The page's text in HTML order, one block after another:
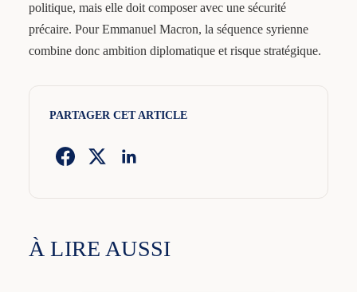
politique, mais elle doit composer avec une sécurité
précaire. Pour Emmanuel Macron, la séquence syrienne
combine donc ambition diplomatique et risque stratégique.
PARTAGER CET ARTICLE
À LIRE AUSSI